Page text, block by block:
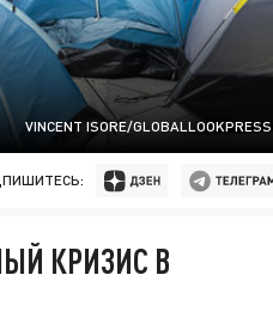
VINCENT ISORE/GLOBALLOOKPRESS
КРИЗИС В